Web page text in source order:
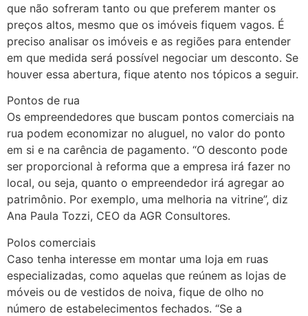
que não sofreram tanto ou que preferem manter os
preços altos, mesmo que os imóveis fiquem vagos. É
preciso analisar os imóveis e as regiões para entender
em que medida será possível negociar um desconto. Se
houver essa abertura, fique atento nos tópicos a seguir.
Pontos de rua
Os empreendedores que buscam pontos comerciais na
rua podem economizar no aluguel, no valor do ponto
em si e na carência de pagamento. “O desconto pode
ser proporcional à reforma que a empresa irá fazer no
local, ou seja, quanto o empreendedor irá agregar ao
patrimônio. Por exemplo, uma melhoria na vitrine”, diz
Ana Paula Tozzi, CEO da AGR Consultores.
Polos comerciais
Caso tenha interesse em montar uma loja em ruas
especializadas, como aquelas que reúnem as lojas de
móveis ou de vestidos de noiva, fique de olho no
número de estabelecimentos fechados. “Se a